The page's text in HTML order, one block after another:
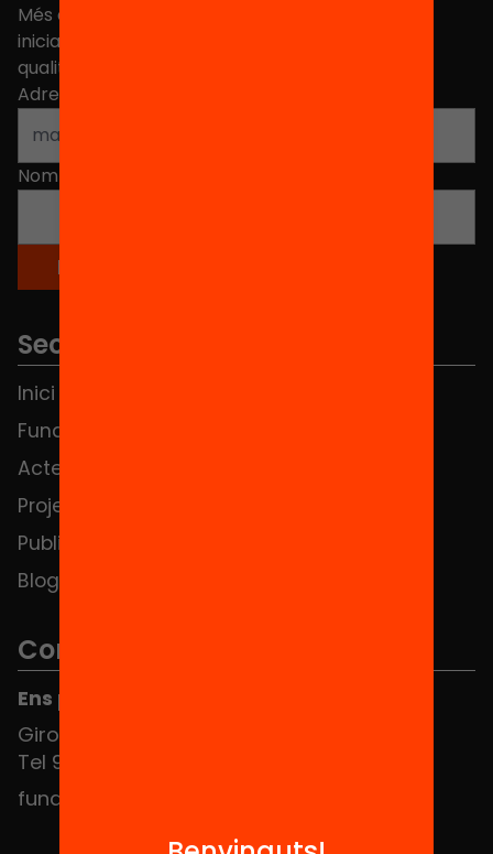
Més de 40.000 persones ja han triat Equitat. Rep
iniciatives, propostes i projectes per millorar la
qualitat de l'educació a Catalunya.
Adreça electrònica
Nom
Seccions
Inici
Fundació
Actes
Projectes
Publicacions i vídeos
Blog
Contacte
Ens pots trobar al Hub Social
Girona 34, interior 08010 Barcelona
Tel 934 588 700
fundacio@equitat.org